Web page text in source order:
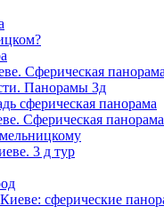
Сферическая
Панорамы 3д
сферическая панорама
Сферическая
3 д тур
сферические